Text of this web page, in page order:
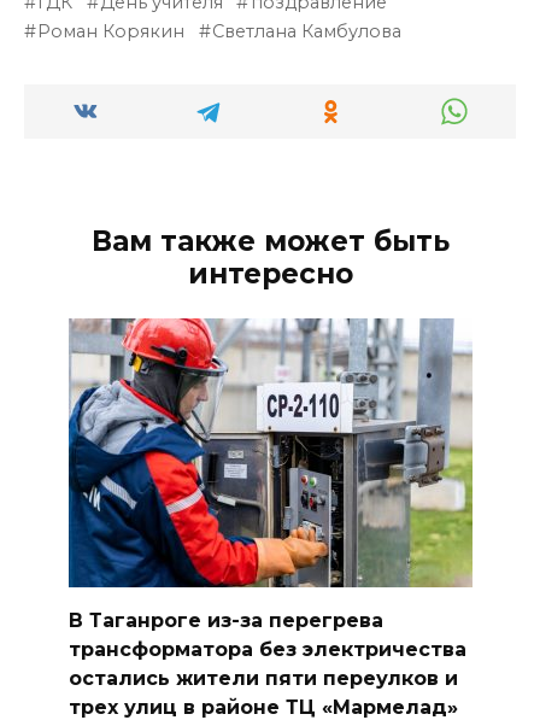
Роман Корякин
Светлана Камбулова
Вам также может быть
интересно
В Таганроге из-за перегрева
трансформатора без электричества
остались жители пяти переулков и
трех улиц в районе ТЦ «Мармелад»